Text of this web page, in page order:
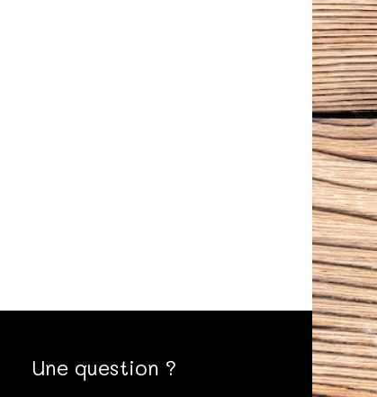
Une question ?